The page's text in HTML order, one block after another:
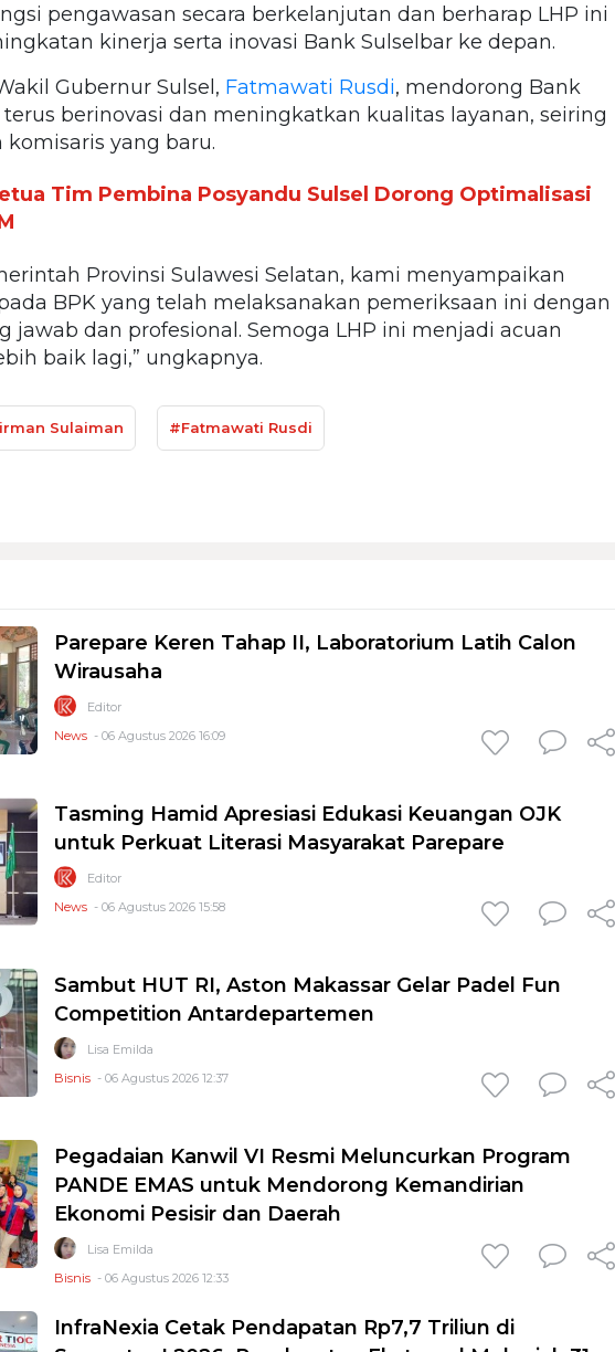
pengawasan secara berkelanjutan dan berharap LHP ini
kinerja serta inovasi Bank Sulselbar ke depan.
Gubernur Sulsel, Fatmawati Rusdi, mendorong Bank
berinovasi dan meningkatkan kualitas layanan, seiring
komisaris yang baru.
Tim Pembina Posyandu Sulsel Dorong Optimalisasi
Provinsi Sulawesi Selatan, kami menyampaikan
BPK yang telah melaksanakan pemeriksaan ini dengan
jawab dan profesional. Semoga LHP ini menjadi acuan
baik lagi,” ungkapnya.
Sulaiman #Fatmawati Rusdi
Parepare Keren Tahap II, Laboratorium Latih Calon
Wirausaha
Editor
News - 06 Agustus 2026 16:09
Tasming Hamid Apresiasi Edukasi Keuangan OJK
untuk Perkuat Literasi Masyarakat Parepare
Editor
News - 06 Agustus 2026 15:58
Sambut HUT RI, Aston Makassar Gelar Padel Fun
Competition Antardepartemen
Lisa Emilda
Bisnis - 06 Agustus 2026 12:37
Pegadaian Kanwil VI Resmi Meluncurkan Program
PANDE EMAS untuk Mendorong Kemandirian
Ekonomi Pesisir dan Daerah
Lisa Emilda
Bisnis - 06 Agustus 2026 12:33
InfraNexia Cetak Pendapatan Rp7,7 Triliun di